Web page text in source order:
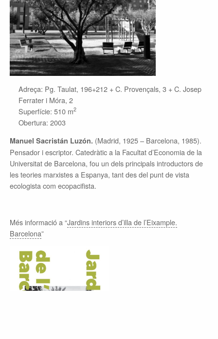
Adreça: Pg. Taulat, 196+212 + C. Provençals, 3 + C. Josep
Ferrater i Móra, 2
Superfície: 510 m2
Obertura: 2003
Manuel Sacristán Luzón. (Madrid, 1925 – Barcelona, 1985).
Pensador i escriptor. Catedràtic a la Facultat d’Economia de la
Universitat de Barcelona, fou un dels principals introductors de
les teories marxistes a Espanya, tant des del punt de vista
ecologista com ecopacifista.
Més informació a “Jardins interiors d’illa de l’Eixample.
Barcelona”